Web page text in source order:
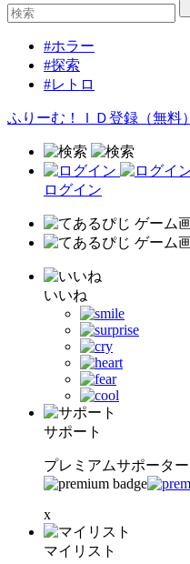
#ホラー
#探索
#レトロ
ふりーむ！ＩＤ登録（無料）
ログイン
いいね
サポート
プレミアムサポーター
x
マイリスト